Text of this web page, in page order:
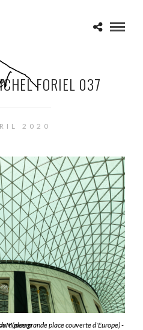
FORIEL 037
2020
Court (plus grande place couverte d'Europe) - British Museum